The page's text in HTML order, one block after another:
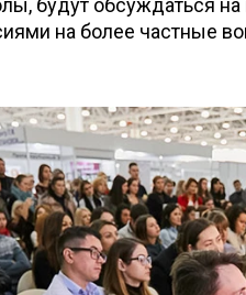
будут обсуждаться
на более частные